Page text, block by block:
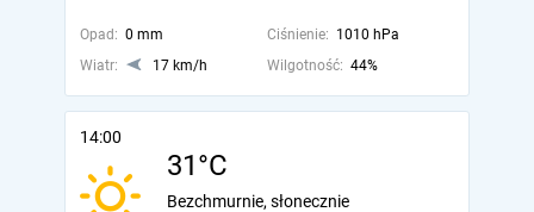
Opad: 0 mm Ciśnienie: 1010 hPa
Wiatr:
17 km/h Wilgotność: 44%
14:00
31°C
Bezchmurnie, słonecznie